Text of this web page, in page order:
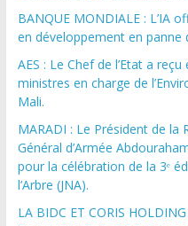
BANQUE MONDIALE : L’IA
en développement en panne
AES : Le Chef de l’Etat a
ministres en charge de
Mali.
MARADI : Le Président de la
Général d’Armée
pour la célébration de la 3ᵉ
l’Arbre (JNA).
LA BIDC ET CORIS